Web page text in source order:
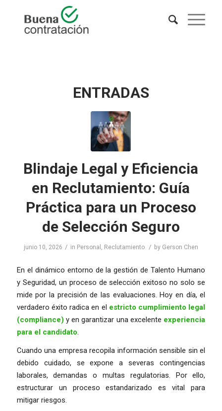
ENTRADAS
Blindaje Legal y Eficiencia
en Reclutamiento: Guía
Práctica para un Proceso
de Selección Seguro
junio 10, 2026 / in Personal , Reclutamiento / by Gerson Chen
En el dinámico entorno de la gestión de Talento Humano
y Seguridad, un proceso de selección exitoso no solo se
mide por la precisión de las evaluaciones. Hoy en día, el
verdadero éxito radica en el estricto cumplimiento legal
(compliance) y en garantizar una excelente experiencia
para el candidato.
Cuando una empresa recopila información sensible sin el
debido cuidado, se expone a severas contingencias
laborales, demandas o multas regulatorias. Por ello,
estructurar un proceso estandarizado es vital para
mitigar riesgos.